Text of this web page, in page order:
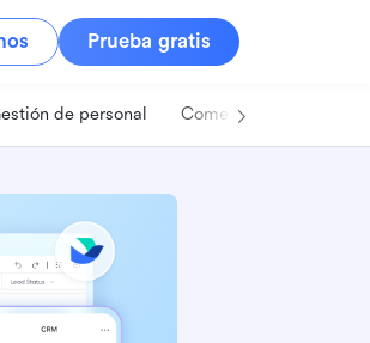
Prueba gratis
de personal Comercio minorista